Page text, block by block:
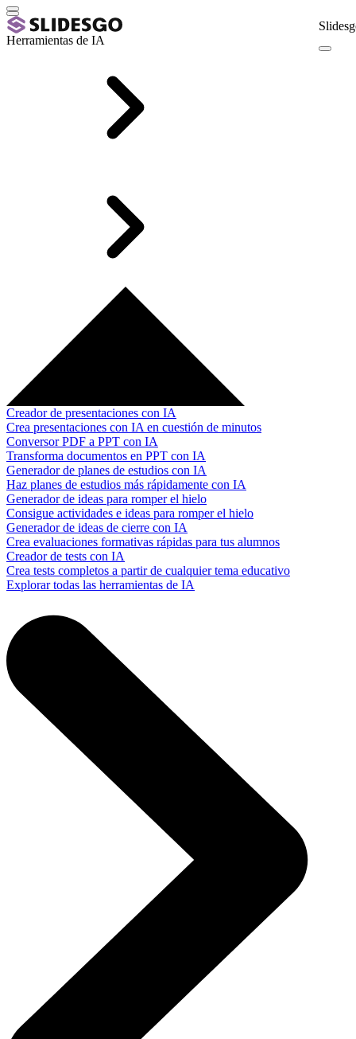
Herramientas de IA
Creador de presentaciones con IA
Crea presentaciones con IA en cuestión de minutos
Conversor PDF a PPT con IA
Transforma documentos en PPT con IA
Generador de planes de estudios con IA
Haz planes de estudios más rápidamente con IA
Generador de ideas para romper el hielo
Consigue actividades e ideas para romper el hielo
Generador de ideas de cierre con IA
Crea evaluaciones formativas rápidas para tus alumnos
Creador de tests con IA
Crea tests completos a partir de cualquier tema educativo
Explorar todas las herramientas de IA